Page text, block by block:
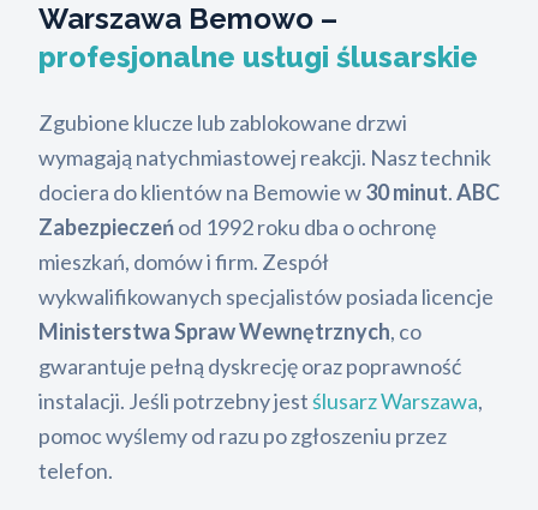
Warszawa Bemowo –
profesjonalne usługi ślusarskie
Zgubione klucze lub zablokowane drzwi
wymagają natychmiastowej reakcji. Nasz technik
dociera do klientów na Bemowie w30 minut.ABC
Zabezpieczeńod 1992 roku dba o ochronę
mieszkań, domów i firm. Zespół
wykwalifikowanych specjalistów posiada licencje
Ministerstwa Spraw Wewnętrznych, co
gwarantuje pełną dyskrecję oraz poprawność
instalacji. Jeśli potrzebny jestślusarz Warszawa,
pomoc wyślemy od razu po zgłoszeniu przez
telefon.